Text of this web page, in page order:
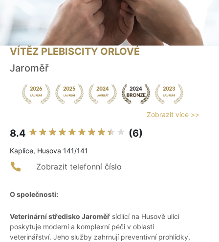
VÍTĚZ PLEBISCITY ORLOVÉ
Jaroměř
Zobrazit více >>
8.4 (6)
Kaplice, Husova 141/141
Zobrazit telefonní číslo
O společnosti:
Veterinární středisko Jaroměř sídlící na Husově ulici
poskytuje moderní a komplexní péči v oblasti
veterinářství. Jeho služby zahrnují preventivní prohlídky,